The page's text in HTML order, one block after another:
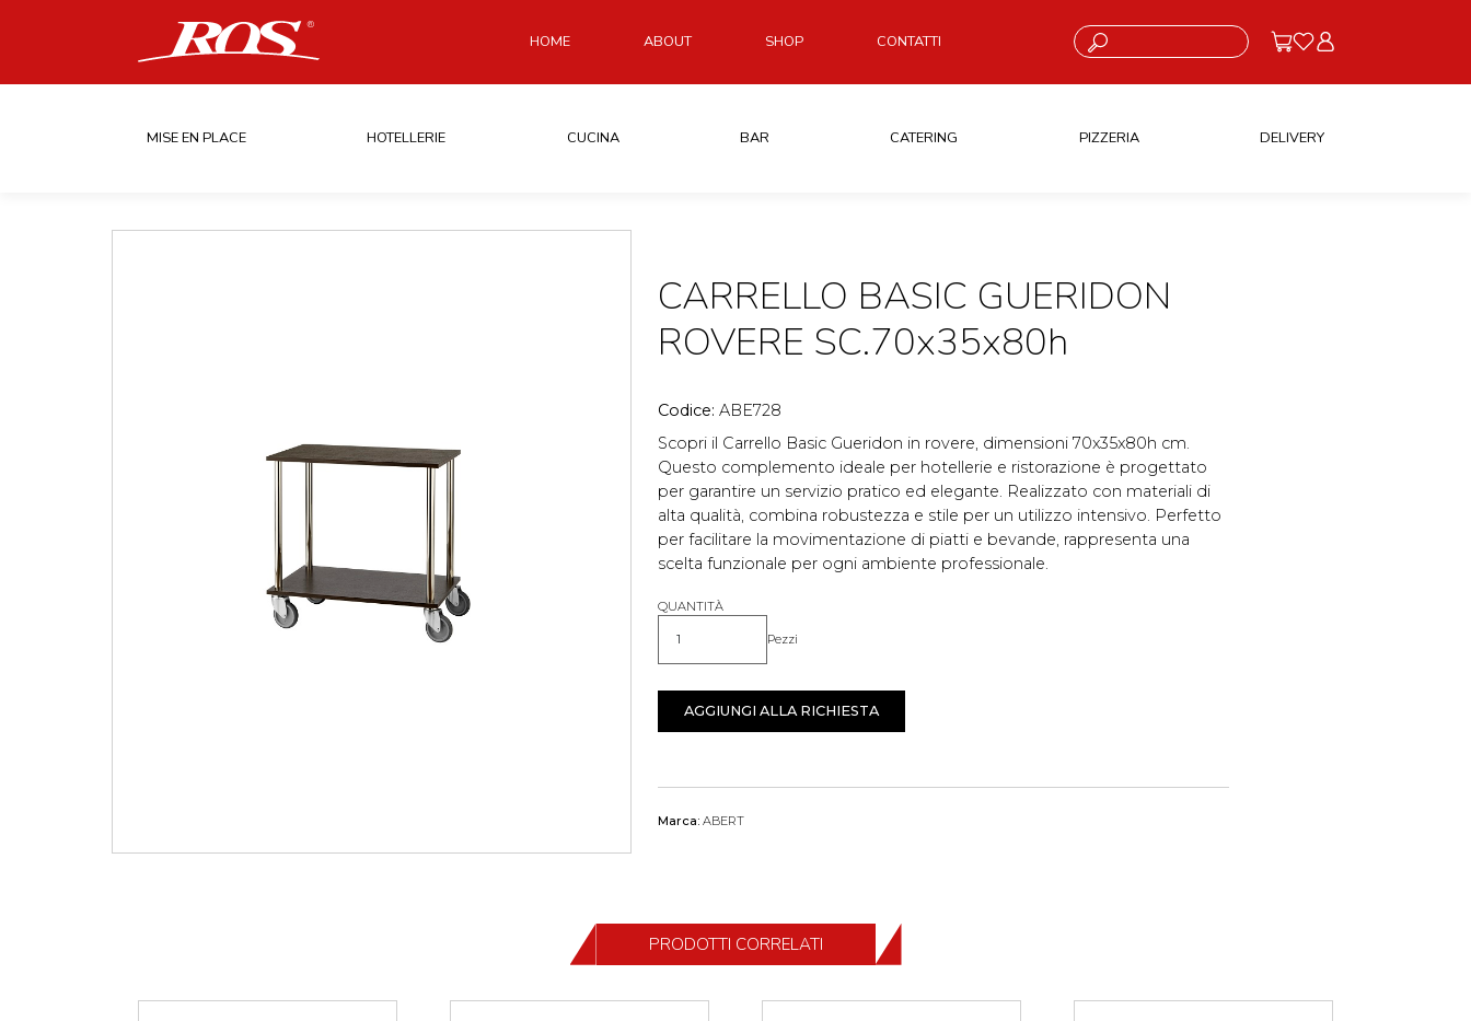
HOME ABOUT SHOP CONTATTI Cosa stai cercando?
MISE EN PLACE HOTELLERIE CUCINA BAR CATERING PIZZERIA DELIVERY
CARRELLO BASIC GUERIDON
ROVERE SC.70x35x80h
Codice: ABE728
Scopri il Carrello Basic Gueridon in rovere, dimensioni 70x35x80h cm.
Questo complemento ideale per hotellerie e ristorazione è progettato
per garantire un servizio pratico ed elegante. Realizzato con materiali di
alta qualità, combina robustezza e stile per un utilizzo intensivo. Perfetto
per facilitare la movimentazione di piatti e bevande, rappresenta una
scelta funzionale per ogni ambiente professionale.
QUANTITÀ
Quantità Pezzi
AGGIUNGI ALLA RICHIESTA
Marca: ABERT
PRODOTTI CORRELATI